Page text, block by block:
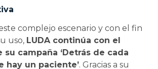
complejo escenario y con el fin
uso, LUDA continúa con el
campaña ‘Detrás de cada
hay un paciente’. Gracias a su